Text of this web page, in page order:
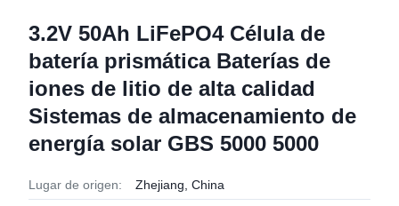
3.2V 50Ah LiFePO4 Célula de
batería prismática Baterías de
iones de litio de alta calidad
Sistemas de almacenamiento de
energía solar GBS 5000 5000
Lugar de origen: Zhejiang, China